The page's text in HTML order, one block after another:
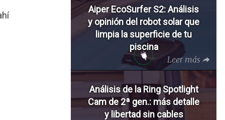
Aiper EcoSurfer S2: Análisis
y opinión del robot solar que
limpia la superficie de tu
piscina
Leer más
Análisis de la Ring Spotlight
Cam de 2ª gen.: más detalle
y libertad sin cables